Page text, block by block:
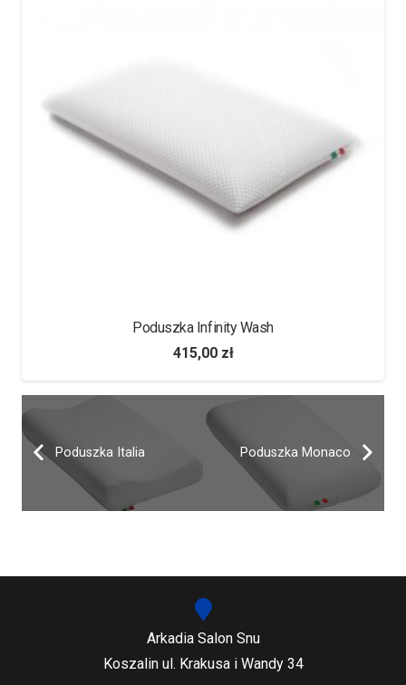
Poduszka Bio Moore PerDormire
688,00 zł
Poduszka Italia Poduszka Monaco
Arkadia Salon Snu
Koszalin ul. Krakusa i Wandy 34